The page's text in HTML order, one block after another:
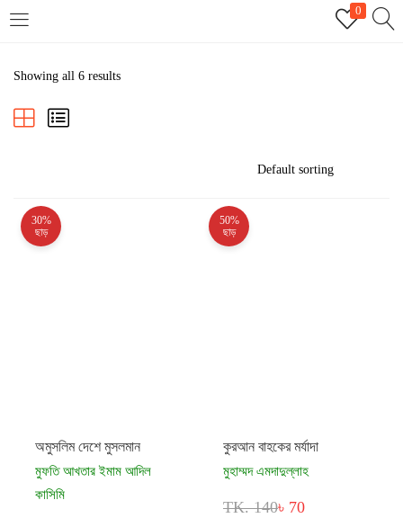
0
REGISTER
Showing all 6 results
30%
ছাড়
অমুসলিম দেশে মুসলমান
মুফতি আখতার ইমাম আদিল
কাসিমি
50%
ছাড়
কুরআন বাহকের মর্যাদা
মুহাম্মদ এমদাদুল্লাহ
TK. 140৳ 70